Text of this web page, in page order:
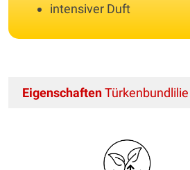
intensiver Duft
Eigenschaften